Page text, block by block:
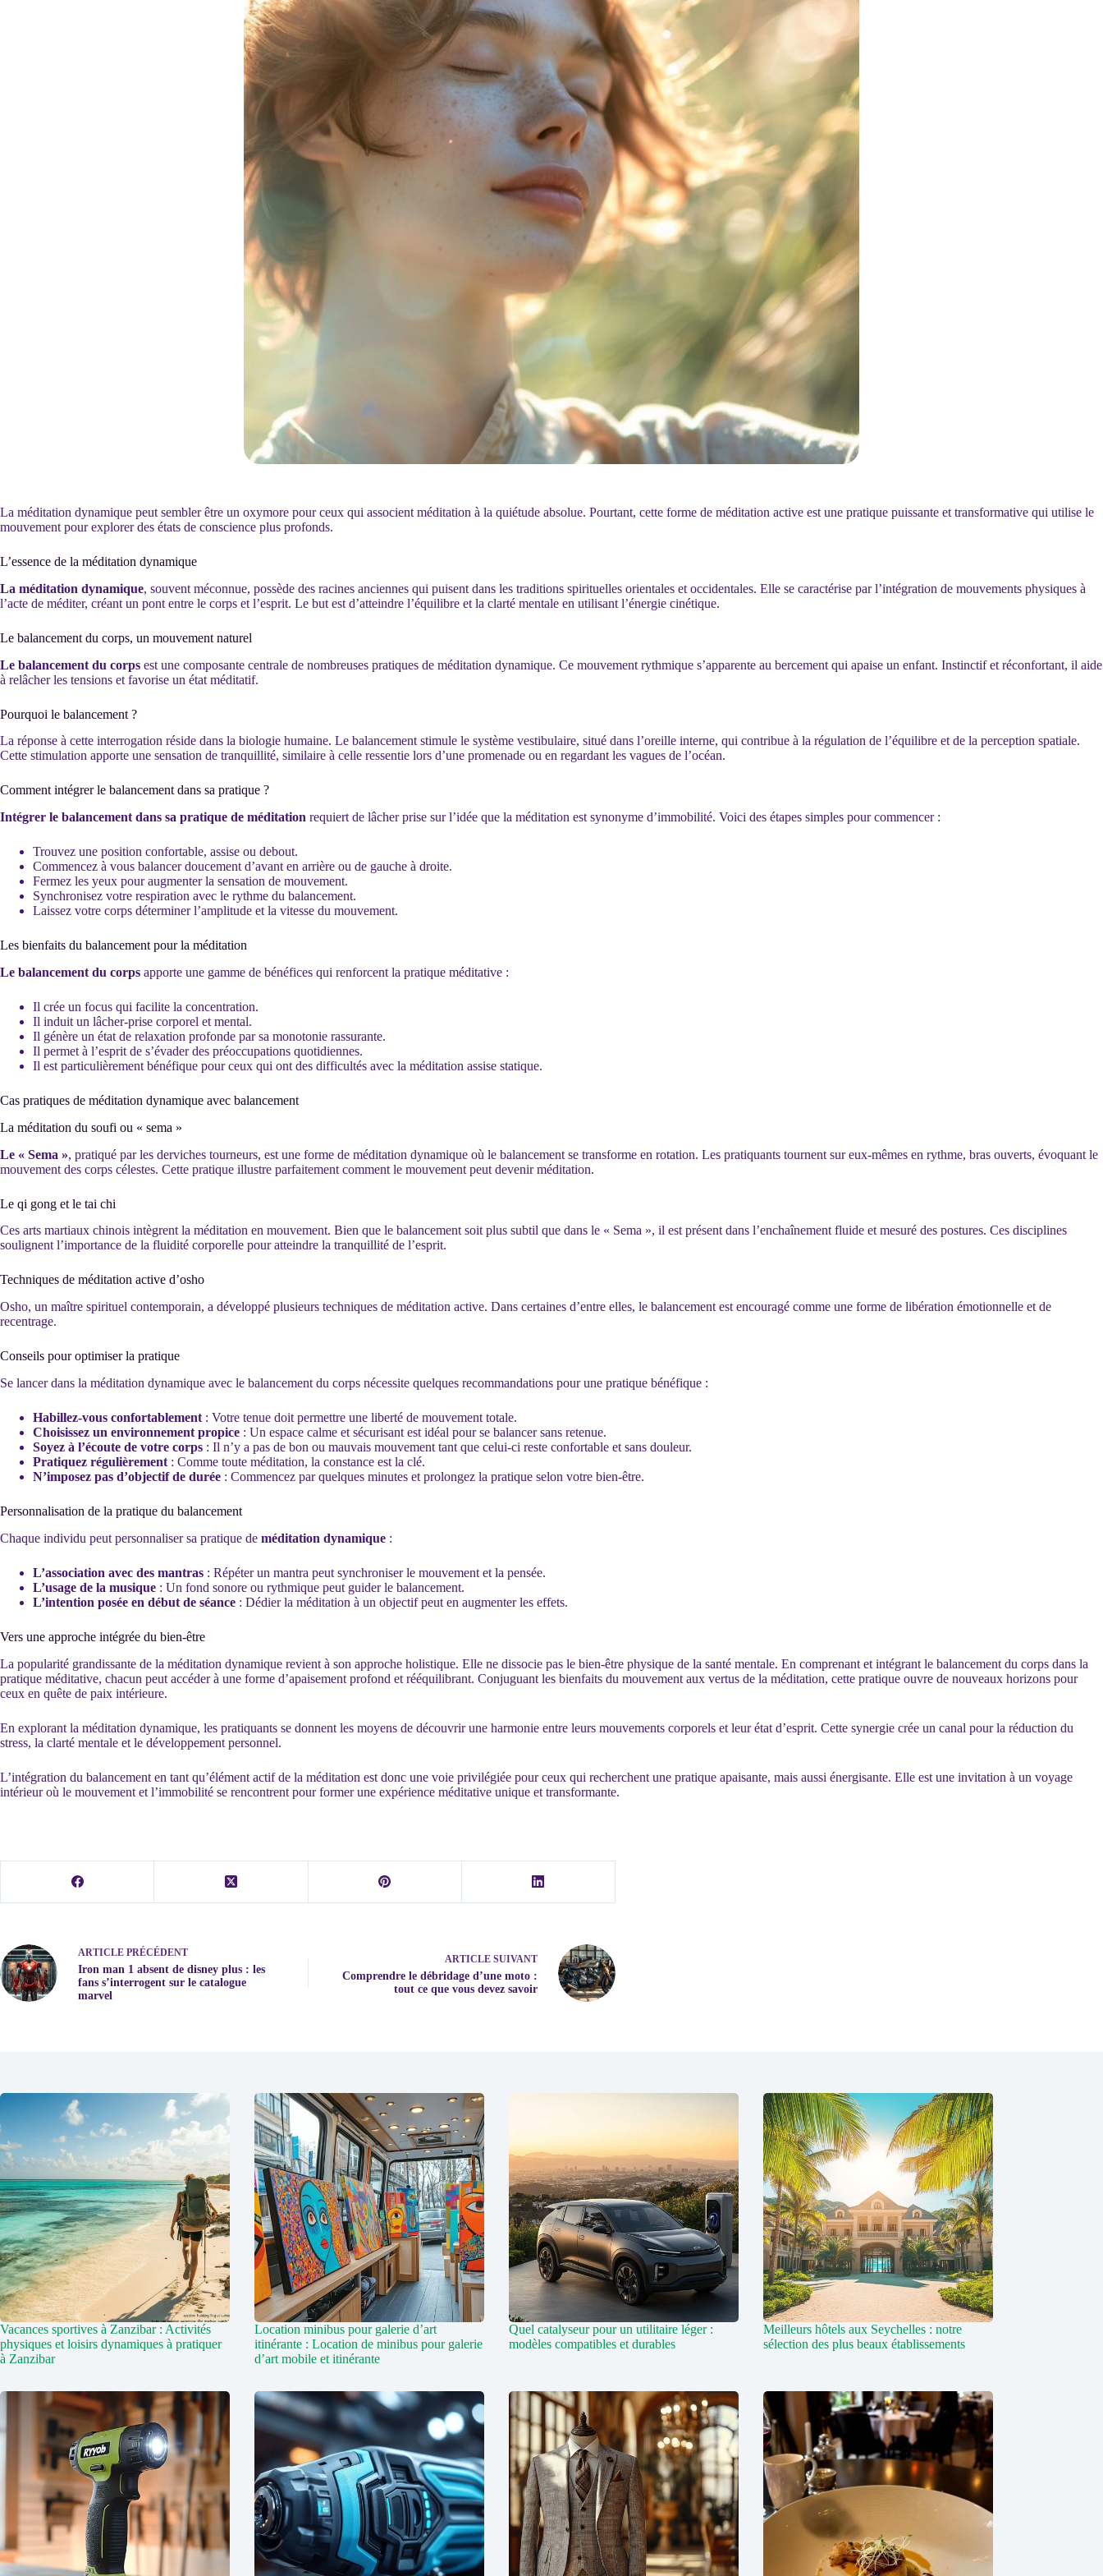
La méditation dynamique peut sembler être un oxymore pour ceux qui associent méditation à la quiétude absolue. Pourtant, cette forme de méditation active est une pratique puissante et transformative qui utilise le
mouvement pour explorer des états de conscience plus profonds.
L’essence de la méditation dynamique
La méditation dynamique, souvent méconnue, possède des racines anciennes qui puisent dans les traditions spirituelles orientales et occidentales. Elle se caractérise par l’intégration de mouvements physiques à
l’acte de méditer, créant un pont entre le corps et l’esprit. Le but est d’atteindre l’équilibre et la clarté mentale en utilisant l’énergie cinétique.
Le balancement du corps, un mouvement naturel
Le balancement du corps est une composante centrale de nombreuses pratiques de méditation dynamique. Ce mouvement rythmique s’apparente au bercement qui apaise un enfant. Instinctif et réconfortant, il aide
à relâcher les tensions et favorise un état méditatif.
Pourquoi le balancement ?
La réponse à cette interrogation réside dans la biologie humaine. Le balancement stimule le système vestibulaire, situé dans l’oreille interne, qui contribue à la régulation de l’équilibre et de la perception spatiale.
Cette stimulation apporte une sensation de tranquillité, similaire à celle ressentie lors d’une promenade ou en regardant les vagues de l’océan.
Comment intégrer le balancement dans sa pratique ?
Intégrer le balancement dans sa pratique de méditation requiert de lâcher prise sur l’idée que la méditation est synonyme d’immobilité. Voici des étapes simples pour commencer :
Trouvez une position confortable, assise ou debout.
Commencez à vous balancer doucement d’avant en arrière ou de gauche à droite.
Fermez les yeux pour augmenter la sensation de mouvement.
Synchronisez votre respiration avec le rythme du balancement.
Laissez votre corps déterminer l’amplitude et la vitesse du mouvement.
Les bienfaits du balancement pour la méditation
Le balancement du corps apporte une gamme de bénéfices qui renforcent la pratique méditative :
Il crée un focus qui facilite la concentration.
Il induit un lâcher-prise corporel et mental.
Il génère un état de relaxation profonde par sa monotonie rassurante.
Il permet à l’esprit de s’évader des préoccupations quotidiennes.
Il est particulièrement bénéfique pour ceux qui ont des difficultés avec la méditation assise statique.
Cas pratiques de méditation dynamique avec balancement
La méditation du soufi ou « sema »
Le « Sema », pratiqué par les derviches tourneurs, est une forme de méditation dynamique où le balancement se transforme en rotation. Les pratiquants tournent sur eux-mêmes en rythme, bras ouverts, évoquant le
mouvement des corps célestes. Cette pratique illustre parfaitement comment le mouvement peut devenir méditation.
Le qi gong et le tai chi
Ces arts martiaux chinois intègrent la méditation en mouvement. Bien que le balancement soit plus subtil que dans le « Sema », il est présent dans l’enchaînement fluide et mesuré des postures. Ces disciplines
soulignent l’importance de la fluidité corporelle pour atteindre la tranquillité de l’esprit.
Techniques de méditation active d’osho
Osho, un maître spirituel contemporain, a développé plusieurs techniques de méditation active. Dans certaines d’entre elles, le balancement est encouragé comme une forme de libération émotionnelle et de
recentrage.
Conseils pour optimiser la pratique
Se lancer dans la méditation dynamique avec le balancement du corps nécessite quelques recommandations pour une pratique bénéfique :
Habillez-vous confortablement : Votre tenue doit permettre une liberté de mouvement totale.
Choisissez un environnement propice : Un espace calme et sécurisant est idéal pour se balancer sans retenue.
Soyez à l’écoute de votre corps : Il n’y a pas de bon ou mauvais mouvement tant que celui-ci reste confortable et sans douleur.
Pratiquez régulièrement : Comme toute méditation, la constance est la clé.
N’imposez pas d’objectif de durée : Commencez par quelques minutes et prolongez la pratique selon votre bien-être.
Personnalisation de la pratique du balancement
Chaque individu peut personnaliser sa pratique de méditation dynamique :
L’association avec des mantras : Répéter un mantra peut synchroniser le mouvement et la pensée.
L’usage de la musique : Un fond sonore ou rythmique peut guider le balancement.
L’intention posée en début de séance : Dédier la méditation à un objectif peut en augmenter les effets.
Vers une approche intégrée du bien-être
La popularité grandissante de la méditation dynamique revient à son approche holistique. Elle ne dissocie pas le bien-être physique de la santé mentale. En comprenant et intégrant le balancement du corps dans la
pratique méditative, chacun peut accéder à une forme d’apaisement profond et rééquilibrant. Conjuguant les bienfaits du mouvement aux vertus de la méditation, cette pratique ouvre de nouveaux horizons pour
ceux en quête de paix intérieure.
En explorant la méditation dynamique, les pratiquants se donnent les moyens de découvrir une harmonie entre leurs mouvements corporels et leur état d’esprit. Cette synergie crée un canal pour la réduction du
stress, la clarté mentale et le développement personnel.
L’intégration du balancement en tant qu’élément actif de la méditation est donc une voie privilégiée pour ceux qui recherchent une pratique apaisante, mais aussi énergisante. Elle est une invitation à un voyage
intérieur où le mouvement et l’immobilité se rencontrent pour former une expérience méditative unique et transformante.
ARTICLE PRÉCÉDENT
Iron man 1 absent de disney plus : les
fans s’interrogent sur le catalogue
marvel
ARTICLE SUIVANT
Comprendre le débridage d’une moto :
tout ce que vous devez savoir
Vacances sportives à Zanzibar : Activités
physiques et loisirs dynamiques à pratiquer
à Zanzibar
Location minibus pour galerie d’art
itinérante : Location de minibus pour galerie
d’art mobile et itinérante
Quel catalyseur pour un utilitaire léger :
modèles compatibles et durables
Meilleurs hôtels aux Seychelles : notre
sélection des plus beaux établissements